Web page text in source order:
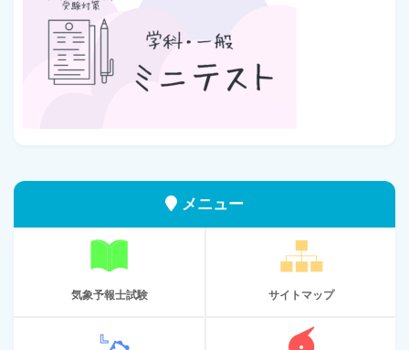
メニュー
気象予報士試験 サイトマップ